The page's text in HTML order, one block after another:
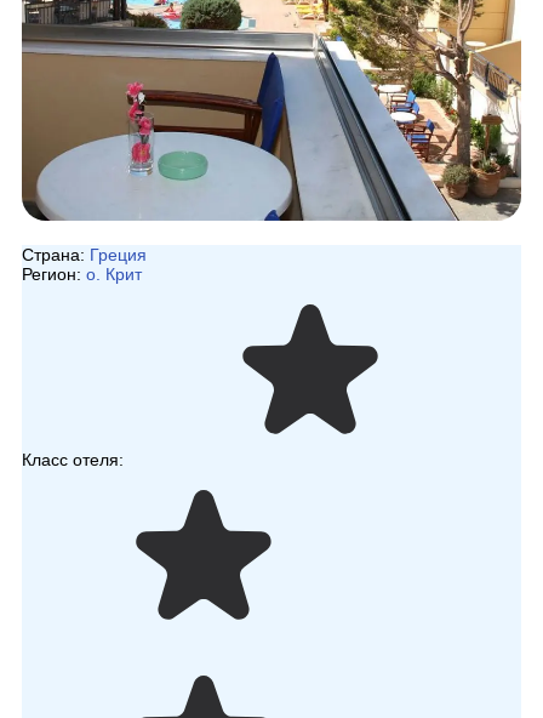
Страна: Греция
Регион: о. Крит
Класс отеля: